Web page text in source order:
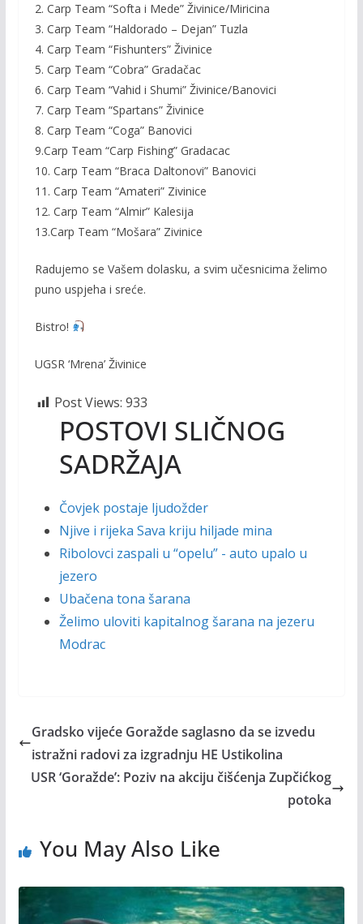
2. Carp Team “Softa i Mede” Živinice/Miricina
3. Carp Team “Haldorado – Dejan” Tuzla
4. Carp Team “Fishunters” Živinice
5. Carp Team “Cobra” Gradačac
6. Carp Team “Vahid i Shumi” Živinice/Banovici
7. Carp Team “Spartans” Živinice
8. Carp Team “Coga” Banovici
9.Carp Team “Carp Fishing” Gradacac
10. Carp Team “Braca Daltonovi” Banovici
11. Carp Team “Amateri” Zivinice
12. Carp Team “Almir” Kalesija
13.Carp Team “Mošara” Zivinice
Radujemo se Vašem dolasku, a svim učesnicima želimo
puno uspjeha i sreće.
Bistro!
UGSR ‘Mrena’ Živinice
Post Views: 933
POSTOVI SLIČNOG
SADRŽAJA
Čovjek postaje ljudožder
Njive i rijeka Sava kriju hiljade mina
Ribolovci zaspali u “opelu” - auto upalo u
jezero
Ubačena tona šarana
Želimo uloviti kapitalnog šarana na jezeru
Modrac
Gradsko vijeće Goražde saglasno da se izvedu
istražni radovi za izgradnju HE Ustikolina
USR ‘Goražde’: Poziv na akciju čišćenja Zupčićkog
potoka
You May Also Like